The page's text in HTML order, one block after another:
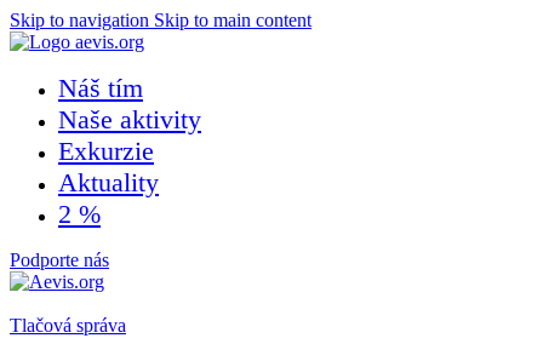
Skip to navigation Skip to main content
Náš tím
Naše aktivity
Exkurzie
Aktuality
2 %
Podporte nás
Tlačová správa